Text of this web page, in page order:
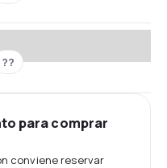
??
para comprar
conviene reservar